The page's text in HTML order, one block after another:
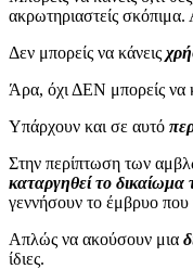
ακρωτηριαστείς σκόπιμα.
Δεν μπορείς να κάνεις
Άρα, όχι ΔΕΝ μπορείς να
Υπάρχουν και σε αυτό
Στην περίπτωση των
καταργηθεί το δικαίωμα
γεννήσουν το έμβρυο
Απλώς να ακούσουν μια
ίδιες.